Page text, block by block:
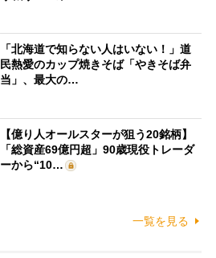
「北海道で知らない人はいない！」道
民熱愛のカップ焼きそば「やきそば弁
当」、最大の…
【億り人オールスターが狙う20銘柄】
「総資産69億円超」90歳現役トレーダ
ーから“10…
一覧を見る